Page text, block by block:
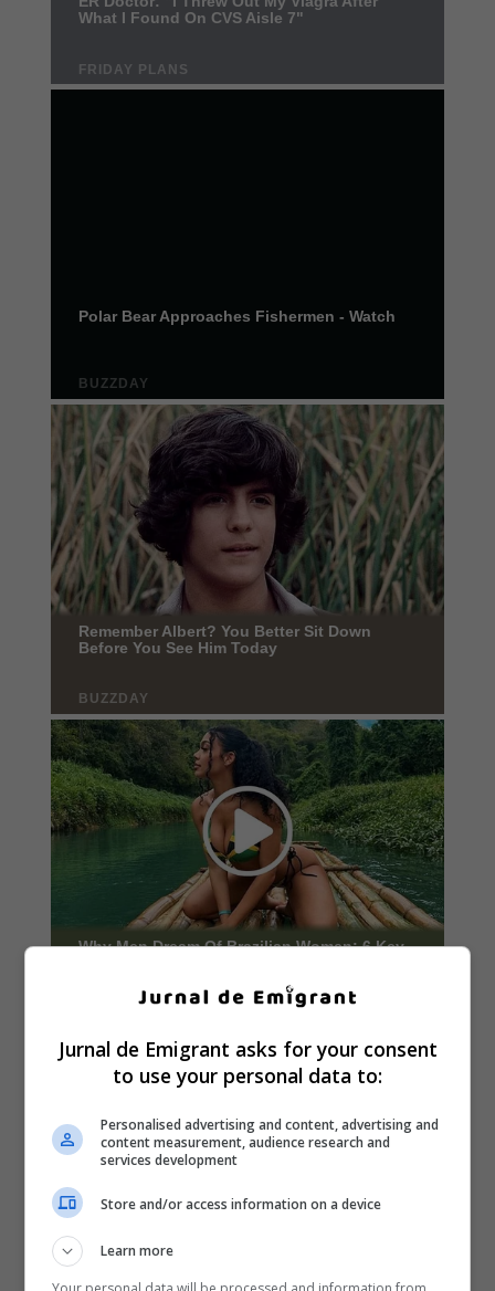
Jurnal de Emigrant asks for your consent
to use your personal data to:
Personalised advertising and content, advertising and
content measurement, audience research and
services development
Store and/or access information on a device
Learn more